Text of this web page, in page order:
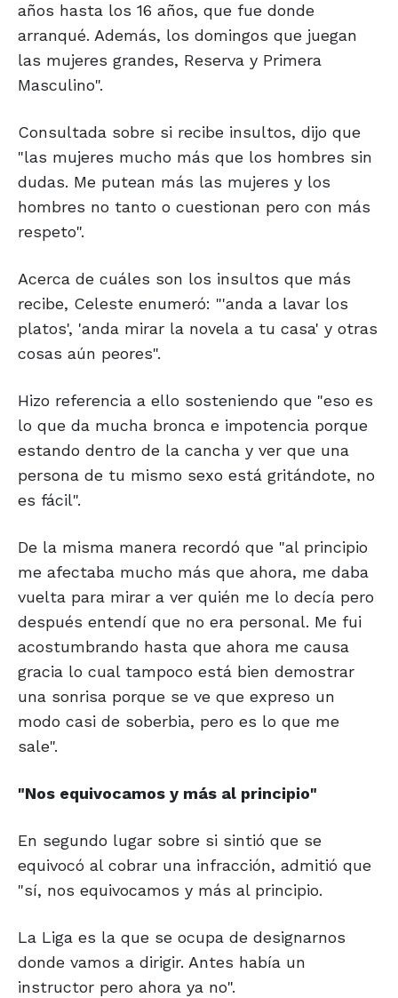
años hasta los 16 años, que fue donde
arranqué. Además, los domingos que juegan
las mujeres grandes, Reserva y Primera
Masculino".
Consultada sobre si recibe insultos, dijo que
"las mujeres mucho más que los hombres sin
dudas. Me putean más las mujeres y los
hombres no tanto o cuestionan pero con más
respeto".
Acerca de cuáles son los insultos que más
recibe, Celeste enumeró: "'anda a lavar los
platos', 'anda mirar la novela a tu casa' y otras
cosas aún peores".
Hizo referencia a ello sosteniendo que "eso es
lo que da mucha bronca e impotencia porque
estando dentro de la cancha y ver que una
persona de tu mismo sexo está gritándote, no
es fácil".
De la misma manera recordó que "al principio
me afectaba mucho más que ahora, me daba
vuelta para mirar a ver quién me lo decía pero
después entendí que no era personal. Me fui
acostumbrando hasta que ahora me causa
gracia lo cual tampoco está bien demostrar
una sonrisa porque se ve que expreso un
modo casi de soberbia, pero es lo que me
sale".
"Nos equivocamos y más al principio"
En segundo lugar sobre si sintió que se
equivocó al cobrar una infracción, admitió que
"sí, nos equivocamos y más al principio.
La Liga es la que se ocupa de designarnos
donde vamos a dirigir. Antes había un
instructor pero ahora ya no".